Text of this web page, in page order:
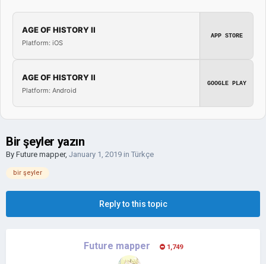
AGE OF HISTORY II
Platform: iOS
APP STORE
AGE OF HISTORY II
Platform: Android
GOOGLE PLAY
Bir şeyler yazın
By Future mapper, January 1, 2019 in Türkçe
bir şeyler
Reply to this topic
Future mapper 1,749